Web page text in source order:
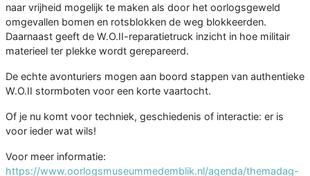
naar vrijheid mogelijk te maken als door het oorlogsgeweld
omgevallen bomen en rotsblokken de weg blokkeerden.
Daarnaast geeft de W.O.II-reparatietruck inzicht in hoe militair
materieel ter plekke wordt gerepareerd.
De echte avonturiers mogen aan boord stappen van authentieke
W.O.II stormboten voor een korte vaartocht.
Of je nu komt voor techniek, geschiedenis of interactie: er is
voor ieder wat wils!
Voor meer informatie:
https://www.oorlogsmuseummedemblik.nl/agenda/themadag-